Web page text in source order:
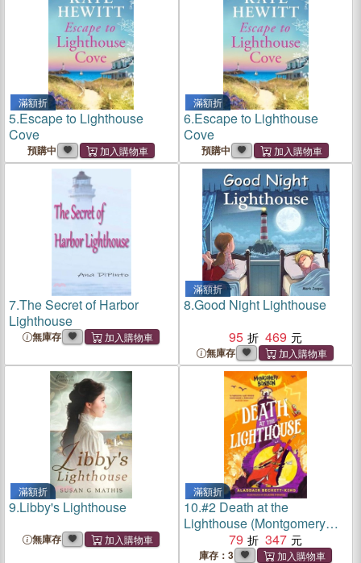
滿額折
5.Escape to Lighthouse
Cove
預購中
滿額折
6.Escape to Lighthouse
Cove
預購中
7.The Secret of Harbor
Lighthouse
無庫存
滿額折
8.Good Night Lighthouse
95
469
無庫存
滿額折
9.Libby's Lighthouse
無庫存
滿額折
10.#2 Death at the
Lighthouse (Montgomery
Bonbon)79 347
庫存：3